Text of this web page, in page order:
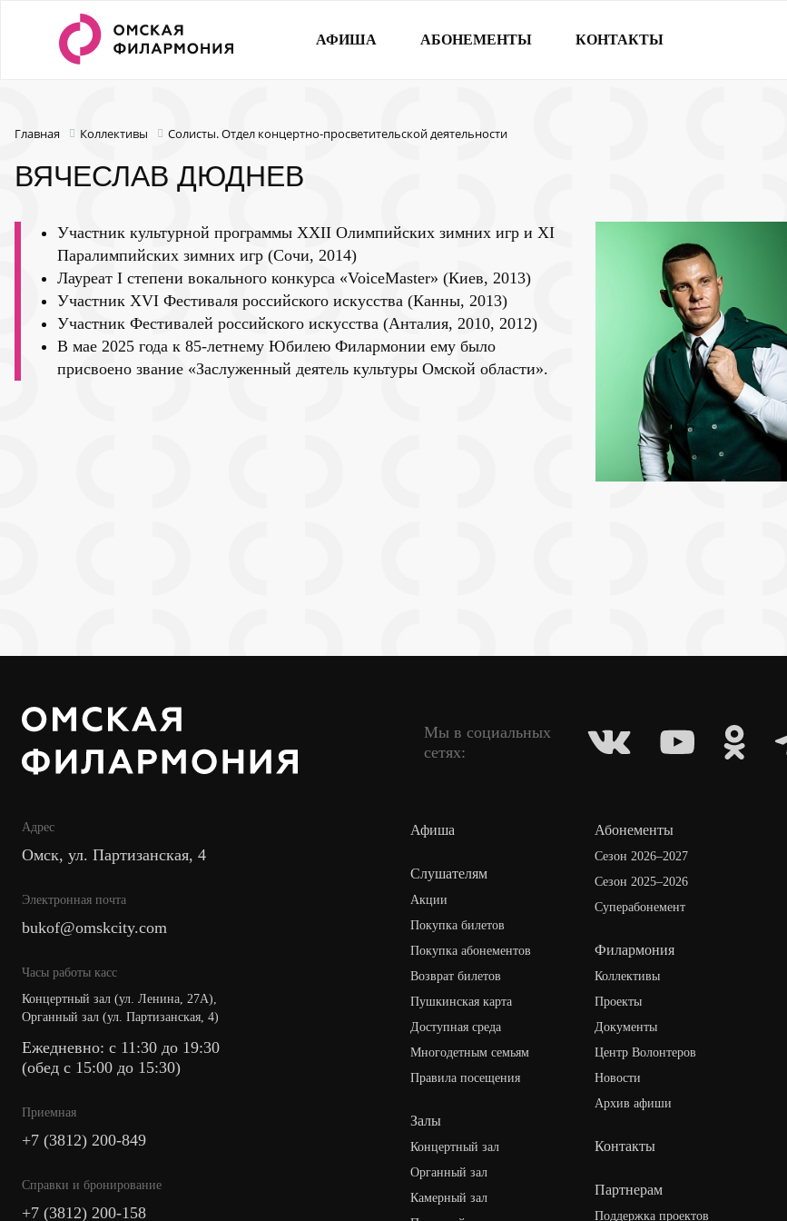
АФИША АБОНЕМЕНТЫ КОНТАКТЫ
Главная Коллективы Солисты. Отдел концертно-просветительской деятельности
ВЯЧЕСЛАВ ДЮДНЕВ
Участник культурной программы XXII Олимпийских зимних игр и XI
Паралимпийских зимних игр (Сочи, 2014)
Лауреат I степени вокального конкурса «VoiceMaster» (Киев, 2013)
Участник XVI Фестиваля российского искусства (Канны, 2013)
Участник Фестивалей российского искусства (Анталия, 2010, 2012)
В мае 2025 года к 85-летнему Юбилею Филармонии ему было
присвоено звание «Заслуженный деятель культуры Омской области».
Мы в социальных
сетях:
Адрес
Омск, ул. Партизанская, 4
Электронная почта
bukof@omskcity.com
Часы работы касс
Концертный зал (ул. Ленина, 27А),
Органный зал (ул. Партизанская, 4)
Ежедневно: с 11:30 до 19:30
(обед с 15:00 до 15:30)
Приемная
+7 (3812) 200-849
Cправки и бронирование
+7 (3812) 200-158
Афиша
Слушателям
Акции
Покупка билетов
Покупка абонементов
Возврат билетов
Пушкинская карта
Доступная среда
Многодетным семьям
Правила посещения
Залы
Концертный зал
Органный зал
Камерный зал
Абонементы
Сезон 2026–2027
Сезон 2025–2026
Суперабонемент
Филармония
Коллективы
Проекты
Документы
Центр Волонтеров
Новости
Архив афиши
Контакты
Партнерам
Поддержка проектов